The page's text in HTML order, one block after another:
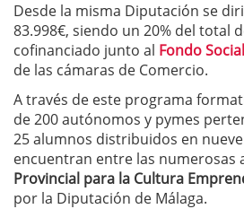
Desde la misma Diputación se
83.998€, siendo un 20% del total
cofinanciado junto al Fondo
de las cámaras de Comercio.
A través de este programa
de 200 autónomos y pymes
25 alumnos distribuidos en
encuentran entre las numerosas
Provincial para la Cultura
por la Diputación de Málaga.